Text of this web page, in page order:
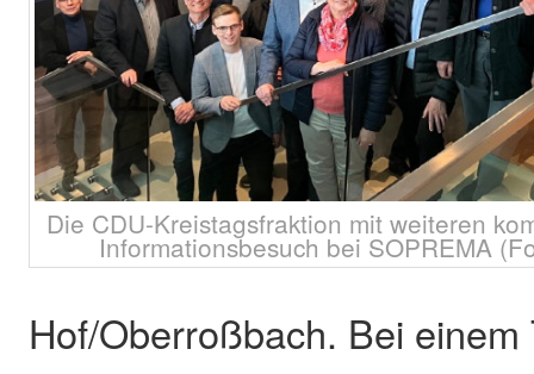
Die CDU-Kreistagsfraktion mit weiteren
Informationsbesuch bei SOPREMA
Hof/Oberroßbach. Bei einem